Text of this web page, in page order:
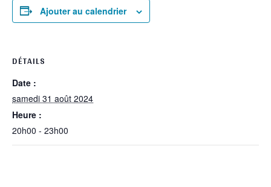
Ajouter au calendrier
DÉTAILS
Date :
samedi 31 août 2024
Heure :
20h00 - 23h00